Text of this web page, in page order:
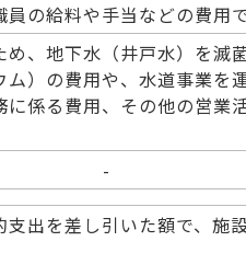
の給料や手当などの費用で
、地下水（井戸水）を滅
ム）の費用や、水道事業を
係る費用、その他の営業
-
出を差し引いた額で、施